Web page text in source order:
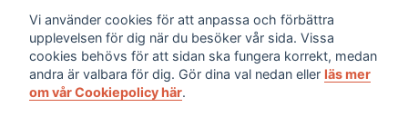
Prenumerera på våra nyhetsbrev 💌
Prenumerera
Vi använder cookies för att anpassa och förbättra
upplevelsen för dig när du besöker vår sida. Vissa
cookies behövs för att sidan ska fungera korrekt, medan
andra är valbara för dig. Gör dina val nedan eller läs mer
om vår Cookiepolicy här.